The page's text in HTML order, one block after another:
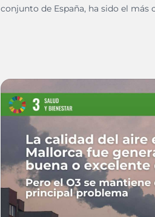
conjunto de España, ha sido el más